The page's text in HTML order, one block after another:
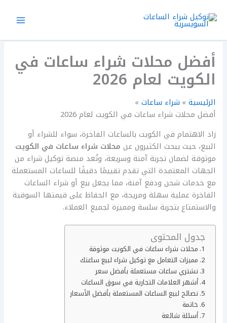
إلى
المحتوى
أفضل محلات شراء ساعات في
الكويت لعام 2026
الرئيسية
شراء ساعات
أفضل محلات شراء ساعات في الكويت لعام 2026
زاد الاهتمام في الكويت بالساعات الفاخرة، سواء للشراء أو
البيع، حيث يبحث الكثيرون عن محلات شراء ساعات في الكويت
موثوقة لضمان تجربة آمنة وسريعة، وتُعد منصة توكيل شراء من
الجهات المعتمدة التي تقدم تقييمًا دقيقًا للساعات المستعملة
مع خدمات شحن ودفع آمنة، مما يجعل بيع أو شراء الساعات
الفاخرة عملية سهلة ومريحة، مع الحفاظ على قيمتها السوقية
والاستمتاع بتجربة سلسة ومميزة لجميع العملاء.
جدول المحتوى
محلات شراء ساعات في الكويت موثوقة
مميزات التعامل مع توكيل شراء لبيع ساعتك
نشتري ساعات مستعملة بأفضل سعر
أشهر العلامات التجارية في سوق الساعات
نصائح لبيع الساعات المستعملة بأفضل الأسعار
خاتمة
أسئلة شائعة